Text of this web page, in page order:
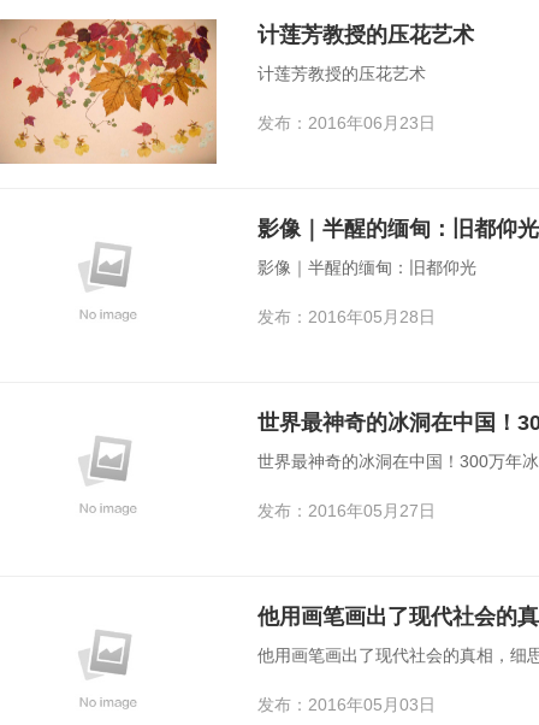
计莲芳教授的压花艺术
计莲芳教授的压花艺术
发布：2016年06月23日
影像｜半醒的缅甸：旧都仰光
影像｜半醒的缅甸：旧都仰光
发布：2016年05月28日
世界最神奇的冰洞在中国！
世界最神奇的冰洞在中国！300万年
发布：2016年05月27日
他用画笔画出了现代社会的
他用画笔画出了现代社会的真相，
发布：2016年05月03日